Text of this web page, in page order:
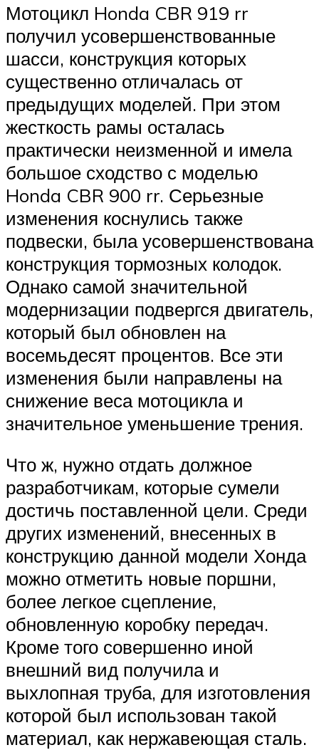
Мотоцикл Honda CBR 919 rr
получил усовершенствованные
шасси, конструкция которых
существенно отличалась от
предыдущих моделей. При этом
жесткость рамы осталась
практически неизменной и имела
большое сходство с моделью
Honda CBR 900 rr. Серьезные
изменения коснулись также
подвески, была усовершенствована
конструкция тормозных колодок.
Однако самой значительной
модернизации подвергся двигатель,
который был обновлен на
восемьдесят процентов. Все эти
изменения были направлены на
снижение веса мотоцикла и
значительное уменьшение трения.
Что ж, нужно отдать должное
разработчикам, которые сумели
достичь поставленной цели. Среди
других изменений, внесенных в
конструкцию данной модели Хонда
можно отметить новые поршни,
более легкое сцепление,
обновленную коробку передач.
Кроме того совершенно иной
внешний вид получила и
выхлопная труба, для изготовления
которой был использован такой
материал, как нержавеющая сталь.